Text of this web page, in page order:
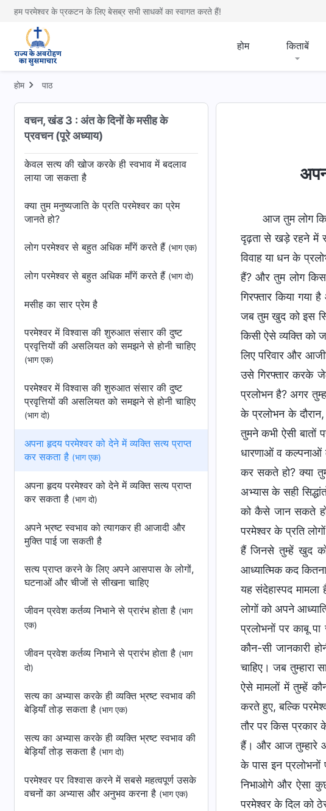
हम परमेश्वर के प्रकटन के लिए बेसब्र सभी साधकों का स्वागत करते हैं!
होम किताबें
होम पाठ
वचन, खंड 3 : अंत के दिनों के मसीह के
प्रवचन (पूरे अध्याय)
पतरस के मार्ग पर कैसे चलें
स्वभाव बदलने के बारे में क्या जानना चाहिए
मनुष्य का स्वभाव कैसे जानें
मनुष्य का स्वभाव कैसे जानें
केवल सत्य की खोज करके ही स्वभाव में बदलाव
लाया जा सकता है
क्या तुम मनुष्यजाति के प्रति परमेश्वर का प्रेम
जानते हो?
लोग परमेश्वर से बहुत अधिक माँगें करते हैं (भाग एक)
लोग परमेश्वर से बहुत अधिक माँगें करते हैं (भाग दो)
मसीह का सार प्रेम है
परमेश्वर में विश्वास की शुरुआत संसार की दुष्ट
प्रवृत्तियों की असलियत को समझने से होनी चाहिए
(भाग एक)
परमेश्वर में विश्वास की शुरुआत संसार की दुष्ट
प्रवृत्तियों की असलियत को समझने से होनी चाहिए
(भाग दो)
अपना हृदय परमेश्वर को देने में व्यक्ति सत्य प्राप्त
कर सकता है (भाग एक)
अपना हृदय परमेश्वर को देने में व्यक्ति सत्य प्राप्त
कर सकता है (भाग दो)
अपने भ्रष्ट स्वभाव को त्यागकर ही आजादी और
मुक्ति पाई जा सकती है
सत्य प्राप्त करने के लिए अपने आसपास के लोगों,
घटनाओं और चीजों से सीखना चाहिए
जीवन प्रवेश कर्तव्य निभाने से प्रारंभ होता है (भाग
एक)
जीवन प्रवेश कर्तव्य निभाने से प्रारंभ होता है (भाग
दो)
सत्य का अभ्यास करके ही व्यक्ति भ्रष्ट स्वभाव की
बेड़ियाँ तोड़ सकता है (भाग एक)
सत्य का अभ्यास करके ही व्यक्ति भ्रष्ट स्वभाव की
बेड़ियाँ तोड़ सकता है (भाग दो)
परमेश्वर पर विश्वास करने में सबसे महत्वपूर्ण उसके
वचनों का अभ्यास और अनुभव करना है (भाग एक)
आज तुम लोग
दृढ़ता से खड़े रहने में
विवाह या धन के
हैं? और तुम लोग
गिरफ्तार किया
जब तुम खुद को इस
किसी ऐसे व्यक्ति को
लिए परिवार और
उसे गिरफ्तार करके
प्रलोभन है? अगर
के प्रलोभन के
तुमने कभी ऐसी बातों
धारणाओं व कल्पनाओं
कर सकते हो? क्या
अभ्यास के सही
को कैसे जान सकते
परमेश्वर के प्रति
हैं जिनसे तुम्हें खुद को
आध्यात्मिक कद
यह संदेहास्पद
लोगों को अपने
प्रलोभनों पर काबू
कौन-सी जानकारी
चाहिए। जब
ऐसे मामलों में तुम्हें
करते हुए, बल्कि
तौर पर किस प्रकार
हैं। और आज तुम्हारे
के पास इन प्रलोभनों
निभाओगे और ऐसा कुछ
परमेश्वर के दिल को